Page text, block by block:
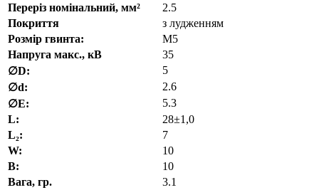
Переріз номінальний, мм²
2.5
Покриття
з лудженням
Розмір гвинта:
М5
Напруга макс., кВ
35
∅D:
5
∅d:
2.6
∅E:
5.3
L:
28±1,0
L₂:
7
W:
10
В:
10
Вага, гр.
3.1